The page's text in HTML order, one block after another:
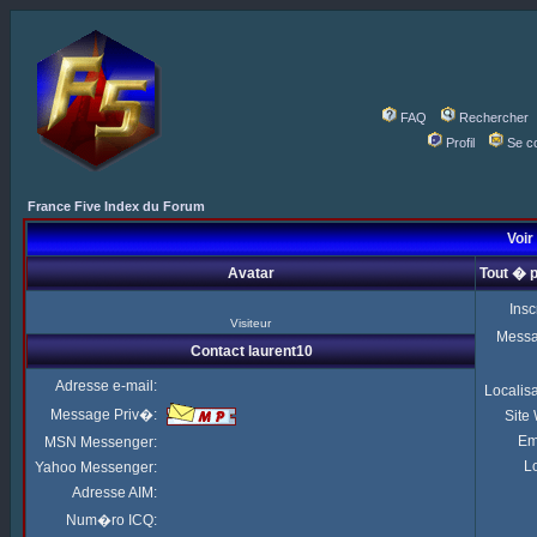
FAQ
Rechercher
Profil
Se
France Five Index du Forum
Voir
Avatar Tout �
Visiteur
Site
Contact laurent10
Adresse e-mail:
Message Priv�:
MSN Messenger:
Yahoo Messenger:
Adresse AIM:
Num�ro ICQ: